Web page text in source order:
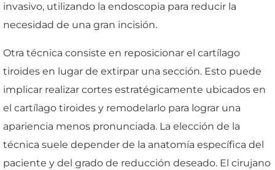
invasivo, utilizando la endoscopia para reducir la
necesidad de una gran incisión.
Otra técnica consiste en reposicionar el cartílago
tiroides en lugar de extirpar una sección. Esto puede
implicar realizar cortes estratégicamente ubicados en
el cartílago tiroides y remodelarlo para lograr una
apariencia menos pronunciada. La elección de la
técnica suele depender de la anatomía específica del
paciente y del grado de reducción deseado. El cirujano